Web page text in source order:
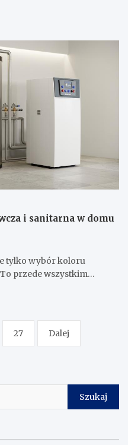
i sanitarna w domu
tylko wybór koloru
przede wszystkim…
27 Dalej
Szukaj